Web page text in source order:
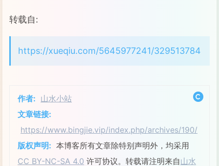
转载自:
https://xueqiu.com/5645977241/329513784
作者: 山水小站
文章链接:
https://www.bingjie.vip/index.php/archives/190/
版权声明: 本博客所有文章除特别声明外，均采用
CC BY-NC-SA 4.0 许可协议。转载请注明来自山水